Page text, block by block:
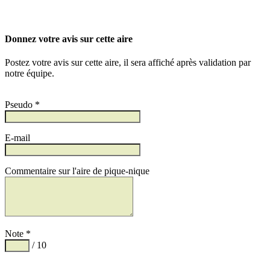
Donnez votre avis sur cette aire
Postez votre avis sur cette aire, il sera affiché après validation par
notre équipe.
Pseudo *
E-mail
Commentaire sur l'aire de pique-nique
Note *
/ 10